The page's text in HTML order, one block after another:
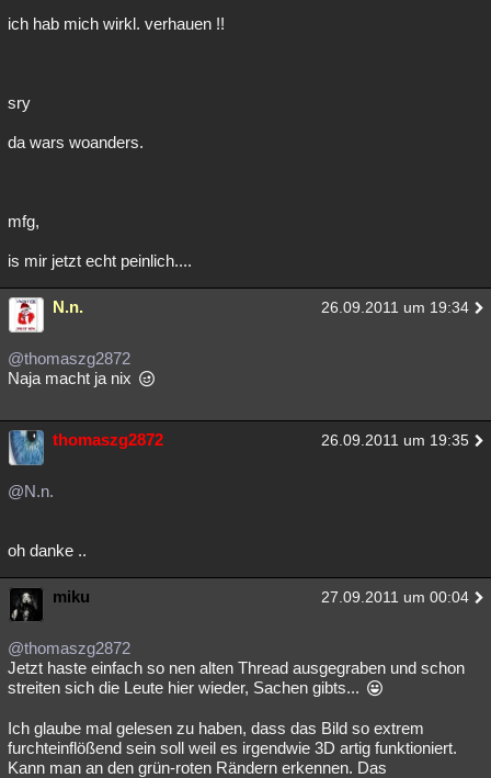
ich hab mich wirkl. verhauen !!
sry
da wars woanders.
mfg,
is mir jetzt echt peinlich....
N.n. 26.09.2011 um 19:34
@thomaszg2872
Naja macht ja nix
thomaszg2872 26.09.2011 um 19:35
@N.n.
oh danke ..
miku 27.09.2011 um 00:04
@thomaszg2872
Jetzt haste einfach so nen alten Thread ausgegraben und schon
streiten sich die Leute hier wieder, Sachen gibts...
Ich glaube mal gelesen zu haben, dass das Bild so extrem
furchteinflößend sein soll weil es irgendwie 3D artig funktioniert.
Kann man an den grün-roten Rändern erkennen. Das